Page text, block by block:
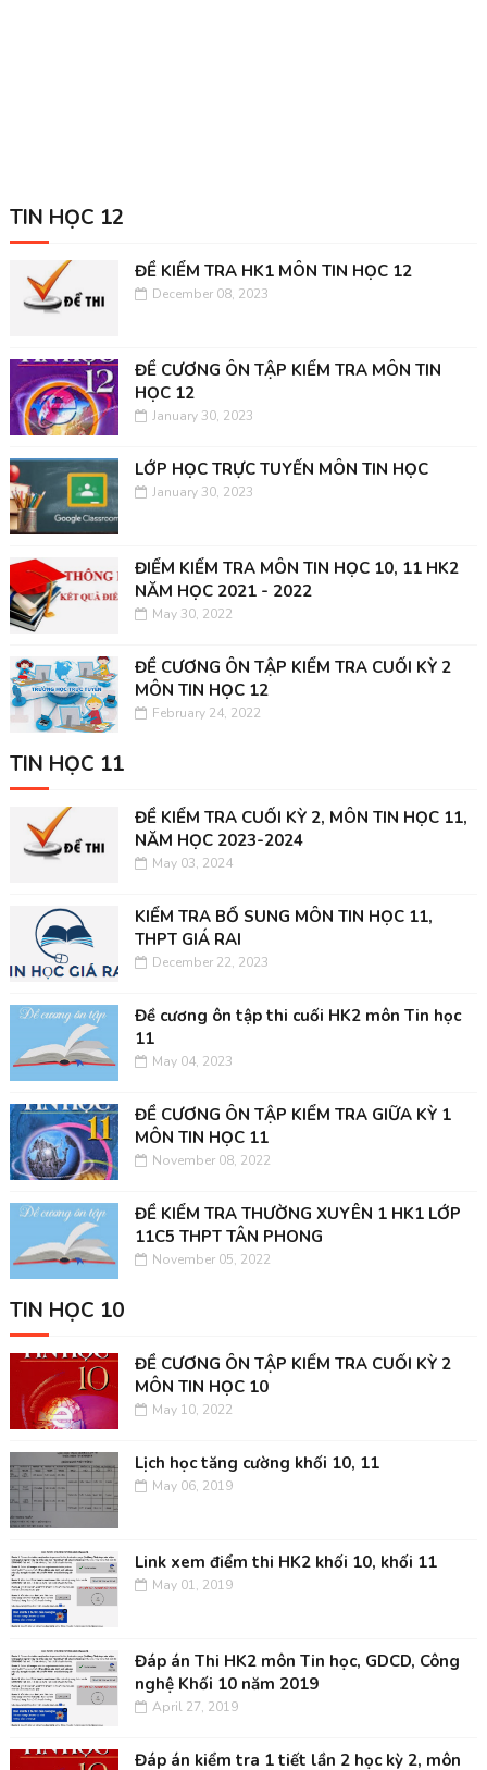
TIN HỌC 12
ĐỀ KIỂM TRA HK1 MÔN TIN HỌC 12
December 08, 2023
ĐỀ CƯƠNG ÔN TẬP KIỂM TRA MÔN TIN
HỌC 12
January 30, 2023
LỚP HỌC TRỰC TUYẾN MÔN TIN HỌC
January 30, 2023
ĐIỂM KIỂM TRA MÔN TIN HỌC 10, 11 HK2
NĂM HỌC 2021 - 2022
May 30, 2022
ĐỀ CƯƠNG ÔN TẬP KIỂM TRA CUỐI KỲ 2
MÔN TIN HỌC 12
February 24, 2022
TIN HỌC 11
ĐỀ KIỂM TRA CUỐI KỲ 2, MÔN TIN HỌC 11,
NĂM HỌC 2023-2024
May 03, 2024
KIỂM TRA BỔ SUNG MÔN TIN HỌC 11,
THPT GIÁ RAI
December 22, 2023
Đề cương ôn tập thi cuối HK2 môn Tin học
11
May 04, 2023
ĐỀ CƯƠNG ÔN TẬP KIỂM TRA GIỮA KỲ 1
MÔN TIN HỌC 11
November 08, 2022
ĐỀ KIỂM TRA THƯỜNG XUYÊN 1 HK1 LỚP
11C5 THPT TÂN PHONG
November 05, 2022
TIN HỌC 10
ĐỀ CƯƠNG ÔN TẬP KIỂM TRA CUỐI KỲ 2
MÔN TIN HỌC 10
May 10, 2022
Lịch học tăng cường khối 10, 11
May 06, 2019
Link xem điểm thi HK2 khối 10, khối 11
May 01, 2019
Đáp án Thi HK2 môn Tin học, GDCD, Công
nghệ Khối 10 năm 2019
April 27, 2019
Đáp án kiểm tra 1 tiết lần 2 học kỳ 2, môn